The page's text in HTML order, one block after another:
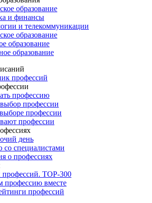
образование
и финансы
и телекоммуникации
образование
образование
образование
профессий
профессию
профессии
профессии
профессии
день
со специалистами
о профессиях
профессий. TOP-300
профессию вместе
профессий